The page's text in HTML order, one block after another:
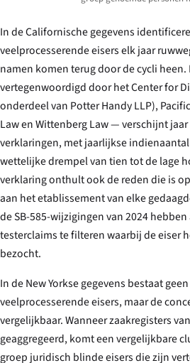
In de Californische gegevens
veelprocesserende eisers elk jaar
namen komen terug door de cycli
vertegenwoordigd door het Center for
onderdeel van Potter Handy LLP),
Law en Wittenberg Law — verschijnt
verklaringen, met jaarlijkse
wettelijke drempel van tien tot de lage
verklaring onthult ook de reden die is
aan het etablissement van elke
de SB-585-wijzigingen van 2024
testerclaims te filteren waarbij de eiser
bezocht.
In de New Yorkse gegevens bestaat
veelprocesserende eisers, maar de
vergelijkbaar. Wanneer zaakregisters
geaggregeerd, komt een vergelijkbare
groep juridisch blinde eisers die zijn